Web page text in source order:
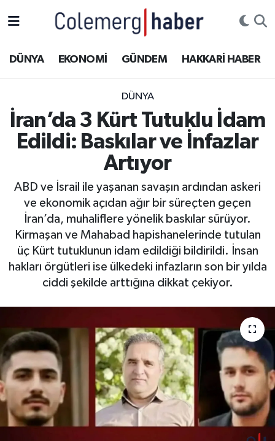
DÜNYA EKONOMİ GÜNDEM HAKKARİ HABER
DÜNYA
İran’da 3 Kürt Tutuklu İdam
Edildi: Baskılar ve İnfazlar
Artıyor
ABD ve İsrail ile yaşanan savaşın ardından askeri
ve ekonomik açıdan ağır bir süreçten geçen
İran’da, muhaliflere yönelik baskılar sürüyor.
Kirmaşan ve Mahabad hapishanelerinde tutulan
üç Kürt tutuklunun idam edildiği bildirildi. İnsan
hakları örgütleri ise ülkedeki infazların son bir yılda
ciddi şekilde arttığına dikkat çekiyor.
ASAYİŞ
DOĞA
EĞİTİM
EKONOMİ
GÜNDEM
İLGİNÇ HABERLER
KADIN
KÜLTÜR SANAT
MAGAZİN
Hakkâri Hava Durumu
Hakkâri Trafik Yoğunluk Haritası
Süper Lig Puan Durumu ve Fikstür
Tüm Manşetler
Son Dakika Haberleri
Haber Arşivi